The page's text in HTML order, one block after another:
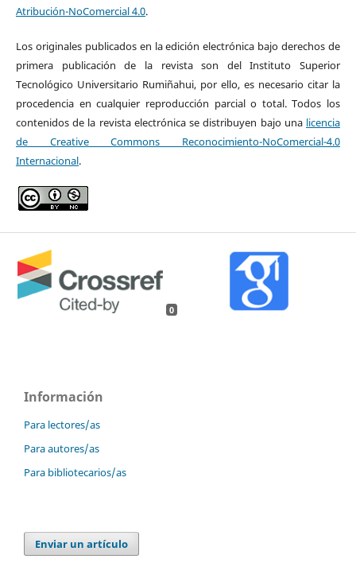
Atribución-NoComercial 4.0.
Los originales publicados en la edición electrónica bajo derechos de
primera publicación de la revista son del Instituto Superior
Tecnológico Universitario Rumiñahui, por ello, es necesario citar la
procedencia en cualquier reproducción parcial o total. Todos los
contenidos de la revista electrónica se distribuyen bajo una licencia
de Creative Commons Reconocimiento-NoComercial-4.0
Internacional.
0
Información
Para lectores/as
Para autores/as
Para bibliotecarios/as
Enviar un artículo